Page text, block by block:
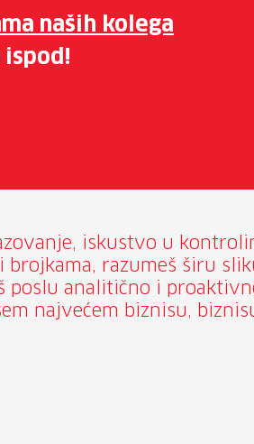
naših kolega
iskustvo u
brojkama, razumeš širu
poslu analitično i
najvećem biznisu,